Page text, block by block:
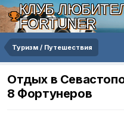
КЛУБ
FORTUNER
Туризм / Путешествия
Отдых в
8 Фортунеров